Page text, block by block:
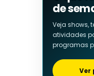
de
Veja shows,
atividades
programas
Ver